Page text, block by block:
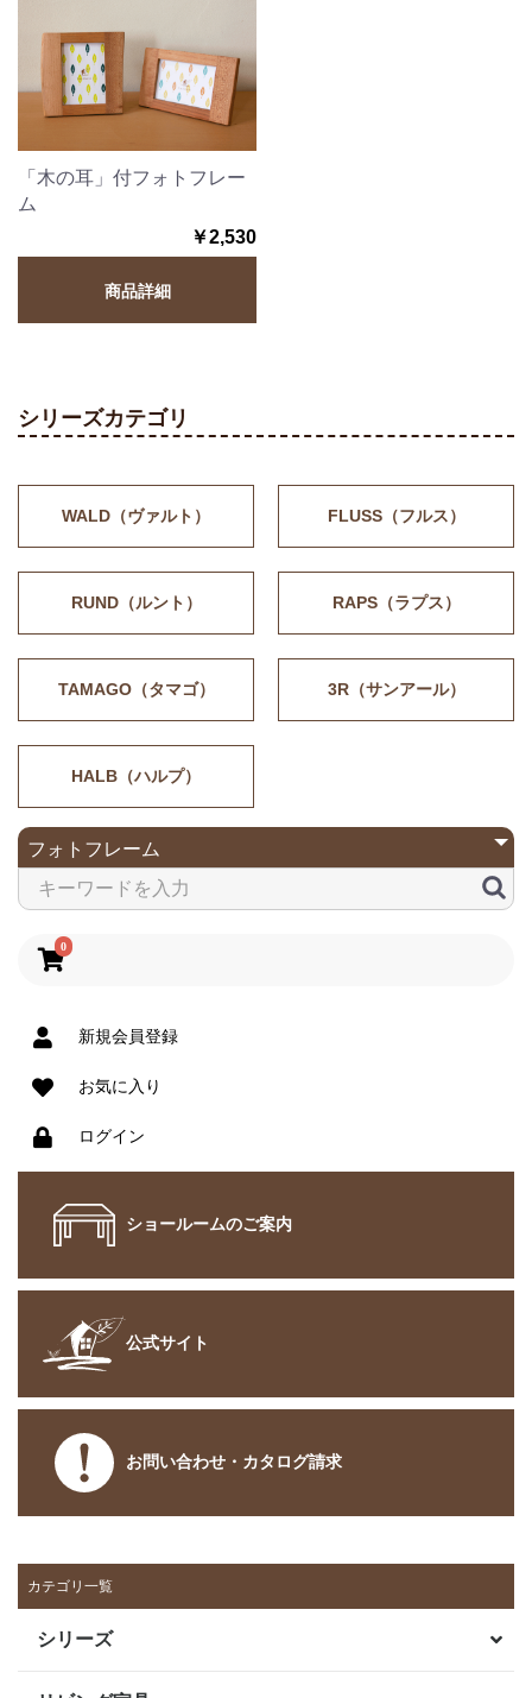
0
新規会員登録
お気に入り
ログイン
ショールームのご案内
公式サイト
お問い合わせ・カタログ請求
カテゴリ一覧
シリーズ
「木の耳」付フォトフレー
ム
￥2,530
商品詳細
シリーズカテゴリ
WALD（ヴァルト） FLUSS（フルス）
RUND（ルント） RAPS（ラプス）
TAMAGO（タマゴ） 3R（サンアール）
HALB（ハルプ）